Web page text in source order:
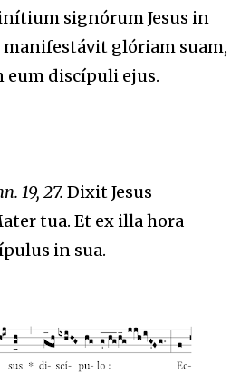
signórum Jesus in
glóriam suam,
discípuli ejus.
19, 27. Dixit Jesus
tua. Et ex illa hora
in sua.